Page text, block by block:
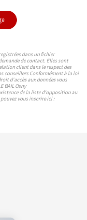
dans un fichier
de contact. Elles sont
client dans le respect des
conseillers Conformément à la loi
d'accès aux données vous
BAIL Osny
de la liste d'opposition au
vous inscrire ici :